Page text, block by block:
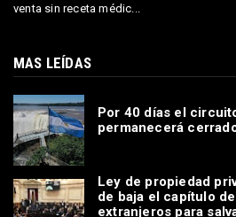
venta sin receta médic...
MAS LEÍDAS
Por 40 días el
permanecerá
Ley de propiedad
de baja el capítulo
extranjeros para